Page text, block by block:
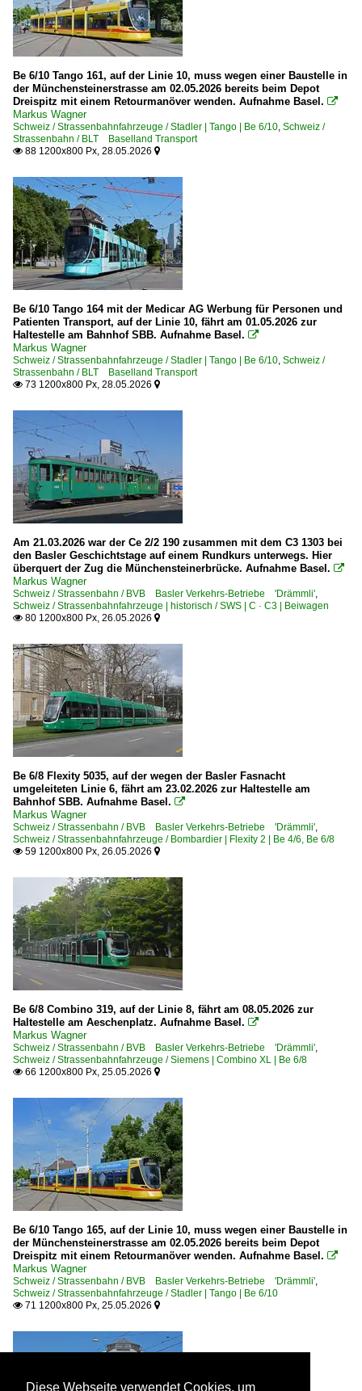
Be 6/10 Tango 161, auf der Linie 10, muss wegen einer Baustelle in
der Münchensteinerstrasse am 02.05.2026 bereits beim Depot
Dreispitz mit einem Retourmanöver wenden. Aufnahme Basel. 
Markus Wagner
Schweiz / Strassenbahnfahrzeuge / Stadler | Tango | Be 6/10, Schweiz /
Strassenbahn / BLT Baselland Transport
 88 1200x800 Px, 28.05.2026 
Be 6/10 Tango 164 mit der Medicar AG Werbung für Personen und
Patienten Transport, auf der Linie 10, fährt am 01.05.2026 zur
Haltestelle am Bahnhof SBB. Aufnahme Basel. 
Markus Wagner
Schweiz / Strassenbahnfahrzeuge / Stadler | Tango | Be 6/10, Schweiz /
Strassenbahn / BLT Baselland Transport
 73 1200x800 Px, 28.05.2026 
Am 21.03.2026 war der Ce 2/2 190 zusammen mit dem C3 1303 bei
den Basler Geschichtstage auf einem Rundkurs unterwegs. Hier
überquert der Zug die Münchensteinerbrücke. Aufnahme Basel. 
Markus Wagner
Schweiz / Strassenbahn / BVB Basler Verkehrs-Betriebe 'Drämmli',
Schweiz / Strassenbahnfahrzeuge | historisch / SWS | C · C3 | Beiwagen
 80 1200x800 Px, 26.05.2026 
Be 6/8 Flexity 5035, auf der wegen der Basler Fasnacht
umgeleiteten Linie 6, fährt am 23.02.2026 zur Haltestelle am
Bahnhof SBB. Aufnahme Basel. 
Markus Wagner
Schweiz / Strassenbahn / BVB Basler Verkehrs-Betriebe 'Drämmli',
Schweiz / Strassenbahnfahrzeuge / Bombardier | Flexity 2 | Be 4/6, Be 6/8
 59 1200x800 Px, 26.05.2026 
Be 6/8 Combino 319, auf der Linie 8, fährt am 08.05.2026 zur
Haltestelle am Aeschenplatz. Aufnahme Basel. 
Markus Wagner
Schweiz / Strassenbahn / BVB Basler Verkehrs-Betriebe 'Drämmli',
Schweiz / Strassenbahnfahrzeuge / Siemens | Combino XL | Be 6/8
 66 1200x800 Px, 25.05.2026 
Be 6/10 Tango 165, auf der Linie 10, muss wegen einer Baustelle in
der Münchensteinerstrasse am 02.05.2026 bereits beim Depot
Dreispitz mit einem Retourmanöver wenden. Aufnahme Basel. 
Markus Wagner
Schweiz / Strassenbahn / BVB Basler Verkehrs-Betriebe 'Drämmli',
Schweiz / Strassenbahnfahrzeuge / Stadler | Tango | Be 6/10
 71 1200x800 Px, 25.05.2026 
Diese Webseite verwendet Cookies, um